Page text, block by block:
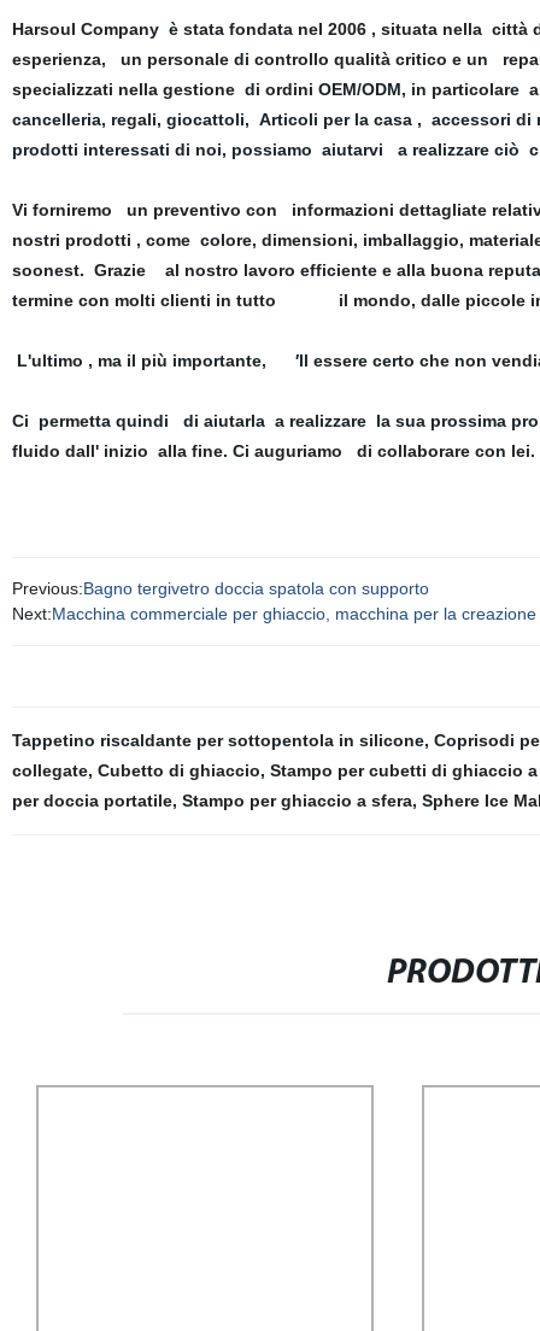
Harsoul Company è stata fondata nel 2006 , situata nella
esperienza, un personale di controllo qualità critico e un
specializzati nella gestione di ordini OEM/ODM, in
cancelleria, regali, giocattoli, Articoli per la casa , accessori
prodotti interessati di noi, possiamo aiutarvi a realizzare ciò
Vi forniremo un preventivo con informazioni dettagliate
nostri prodotti , come colore, dimensioni, imballaggio,
soonest. Grazie al nostro lavoro efficiente e alla buona
termine con molti clienti in tutto il mondo, dalle piccole
L'ultimo , ma il più importante, ′ll essere certo che non
Ci permetta quindi di aiutarla a realizzare la sua prossima
fluido dall' inizio alla fine. Ci auguriamo di collaborare con lei.
Previous:Bagno tergivetro doccia spatola con supporto
Next:Macchina commerciale per ghiaccio, macchina per la
Tappetino riscaldante per sottopentola in silicone, Coprisodi
collegate, Cubetto di ghiaccio, Stampo per cubetti di ghiaccio
per doccia portatile, Stampo per ghiaccio a sfera, Sphere Ice